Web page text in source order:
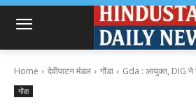
Home देवीपाटन मंडल गोंडा Gda : आयुक्त, DIG ने
गोंडा